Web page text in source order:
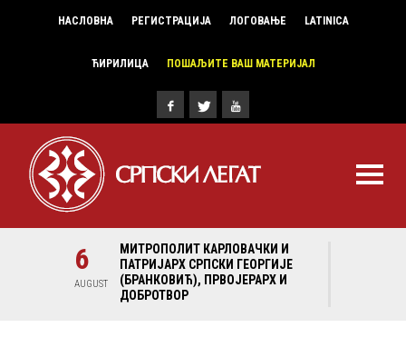
НАСЛОВНА РЕГИСТРАЦИЈА ЛОГОВАЊЕ LATINICA
ЋИРИЛИЦА ПОШАЉИТЕ ВАШ МАТЕРИЈАЛ
6
AUGUST
МИТРОПОЛИТ КАРЛОВАЧКИ И
ПАТРИЈАРХ СРПСКИ ГЕОРГИЈЕ
(БРАНКОВИЋ), ПРВОЈЕРАРХ И
ДОБРОТВОР